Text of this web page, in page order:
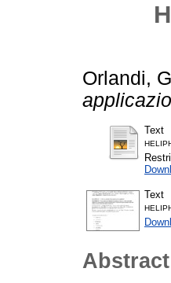
Orlandi,
Text
Text
Abstract